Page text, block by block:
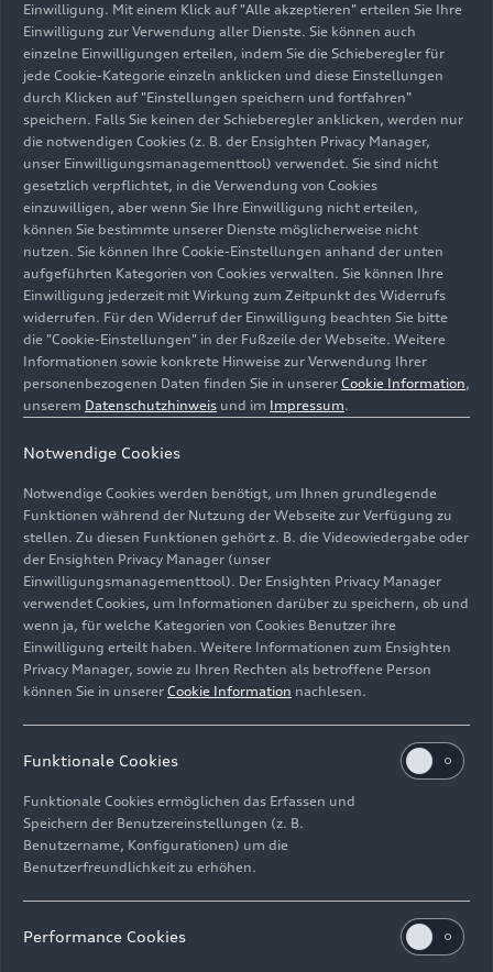
29.07.2026 Illustration
Audi Q9
29.07.2026 Illustration
Audi Q9
Einwilligung. Mit einem Klick auf "Alle akzeptieren" erteilen Sie Ihre
Einwilligung zur Verwendung aller Dienste. Sie können auch
einzelne Einwilligungen erteilen, indem Sie die Schieberegler für
jede Cookie-Kategorie einzeln anklicken und diese Einstellungen
durch Klicken auf "Einstellungen speichern und fortfahren"
speichern. Falls Sie keinen der Schieberegler anklicken, werden nur
die notwendigen Cookies (z. B. der Ensighten Privacy Manager,
unser Einwilligungsmanagementtool) verwendet. Sie sind nicht
gesetzlich verpflichtet, in die Verwendung von Cookies
einzuwilligen, aber wenn Sie Ihre Einwilligung nicht erteilen,
können Sie bestimmte unserer Dienste möglicherweise nicht
nutzen. Sie können Ihre Cookie-Einstellungen anhand der unten
aufgeführten Kategorien von Cookies verwalten. Sie können Ihre
Einwilligung jederzeit mit Wirkung zum Zeitpunkt des Widerrufs
widerrufen. Für den Widerruf der Einwilligung beachten Sie bitte
die "Cookie-Einstellungen" in der Fußzeile der Webseite. Weitere
Informationen sowie konkrete Hinweise zur Verwendung Ihrer
personenbezogenen Daten finden Sie in unserer Cookie Information,
unserem Datenschutzhinweis und im Impressum.
Notwendige Cookies
Notwendige Cookies werden benötigt, um Ihnen grundlegende
Funktionen während der Nutzung der Webseite zur Verfügung zu
stellen. Zu diesen Funktionen gehört z. B. die Videowiedergabe oder
der Ensighten Privacy Manager (unser
Einwilligungsmanagementtool). Der Ensighten Privacy Manager
verwendet Cookies, um Informationen darüber zu speichern, ob und
wenn ja, für welche Kategorien von Cookies Benutzer ihre
Einwilligung erteilt haben. Weitere Informationen zum Ensighten
Privacy Manager, sowie zu Ihren Rechten als betroffene Person
können Sie in unserer Cookie Information nachlesen.
Funktionale Cookies
Funktionale Cookies ermöglichen das Erfassen und
Speichern der Benutzereinstellungen (z. B.
Benutzername, Konfigurationen) um die
Benutzerfreundlichkeit zu erhöhen.
Performance Cookies